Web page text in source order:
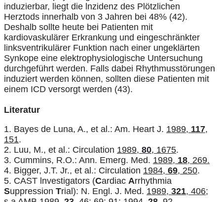
induzierbar, liegt die lnzidenz des Plötzlichen
Herztods innerhalb von 3 Jahren bei 48% (42).
Deshalb sollte heute bei Patienten mit
kardiovaskulärer Erkrankung und eingeschränkter
linksventrikulärer Funktion nach einer ungeklärten
Synkope eine elektrophysiologische Untersuchung
durchgeführt werden. Falls dabei Rhythmusstörungen
induziert werden können, sollten diese Patienten mit
einem ICD versorgt werden (43).
Literatur
1. Bayes de Luna, A., et al.: Am. Heart J. 1989, 117,
151.
2. Luu, M., et al.: Circulation 1989, 80, 1675.
3. Cummins, R.O.: Ann. Emerg. Med. 1989, 18, 269.
4. Bigger, J.T. Jr., et al.: Circulation 1984, 69, 250.
5. CAST lnvestigators (Cardiac Arrhythmia
Suppression Trial): N. Engl. J. Med. 1989, 321, 406;